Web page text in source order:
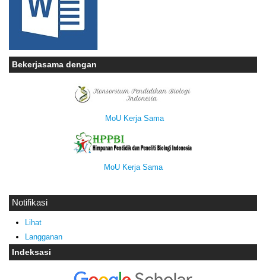
Bekerjasama dengan
MoU Kerja Sama
MoU Kerja Sama
Notifikasi
Lihat
Langganan
Indeksasi